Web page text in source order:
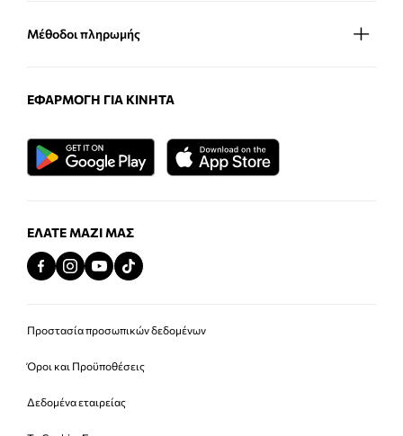
Μέθοδοι πληρωμής
ΕΦΑΡΜΟΓΉ ΓΙΑ ΚΙΝΗΤΆ
ΕΛΆΤΕ ΜΑΖΊ ΜΑΣ
Προστασία προσωπικών δεδομένων
Όροι και Προϋποθέσεις
Δεδομένα εταιρείας